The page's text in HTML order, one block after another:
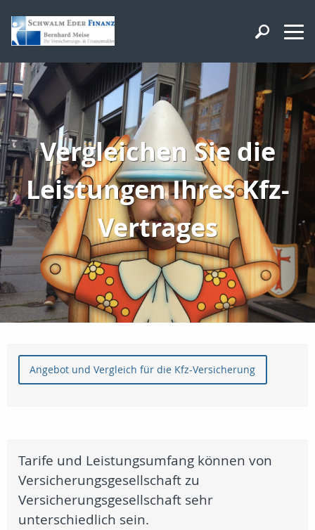
Vergleichen Sie die
Leistungen Ihres Kfz-
Vertrages
Angebot und Vergleich für die Kfz-Versicherung
Tarife und Leistungsumfang können von
Versicherungsgesellschaft zu
Versicherungsgesellschaft sehr
unterschiedlich sein.